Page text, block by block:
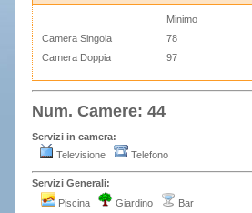
Minimo
Camera Singola
78
Camera Doppia
97
Num. Camere: 44
Servizi in camera:
Televisione
Telefono
Servizi Generali:
Piscina
Giardino Bar